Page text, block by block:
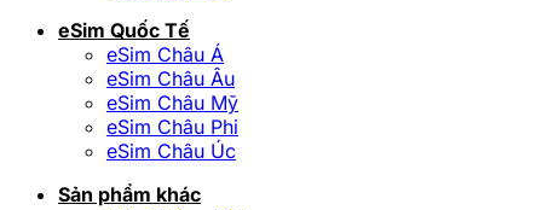
eSim Quốc Tế
eSim Châu Á
eSim Châu Âu
eSim Châu Mỹ
eSim Châu Phi
eSim Châu Úc
Sản phẩm khác